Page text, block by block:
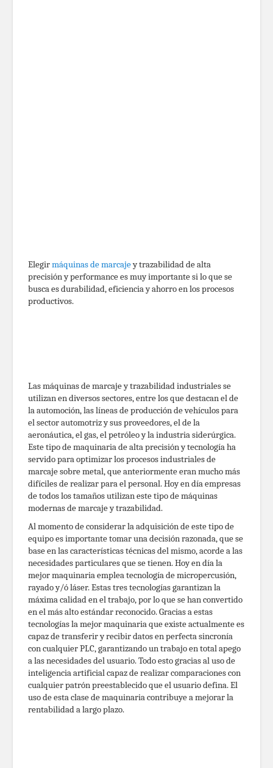
Elegirmáquinas de marcajey trazabilidad de alta
precisión y performance es muy importante si lo que se
busca es durabilidad, eficiencia y ahorro en los procesos
productivos.
Las máquinas de marcaje y trazabilidad industriales se
utilizan en diversos sectores, entre los que destacan el de
la automoción, las líneas de producción de vehículos para
el sector automotriz y sus proveedores, el de la
aeronáutica, el gas, el petróleo y la industria siderúrgica.
Este tipo de maquinaria de alta precisión y tecnología ha
servido para optimizar los procesos industriales de
marcaje sobre metal, que anteriormente eran mucho más
difíciles de realizar para el personal. Hoy en día empresas
de todos los tamaños utilizan este tipo de máquinas
modernas de marcaje y trazabilidad.
Al momento de considerar la adquisición de este tipo de
equipo es importante tomar una decisión razonada, que se
base en las características técnicas del mismo, acorde a las
necesidades particulares que se tienen. Hoy en día la
mejor maquinaria emplea tecnología de micropercusión,
rayado y/ó láser. Estas tres tecnologías garantizan la
máxima calidad en el trabajo, por lo que se han convertido
en el más alto estándar reconocido. Gracias a estas
tecnologías la mejor maquinaria que existe actualmente es
capaz de transferir y recibir datos en perfecta sincronía
con cualquier PLC, garantizando un trabajo en total apego
a las necesidades del usuario. Todo esto gracias al uso de
inteligencia artificial capaz de realizar comparaciones con
cualquier patrón preestablecido que el usuario defina. El
uso de esta clase de maquinaria contribuye a mejorar la
rentabilidad a largo plazo.